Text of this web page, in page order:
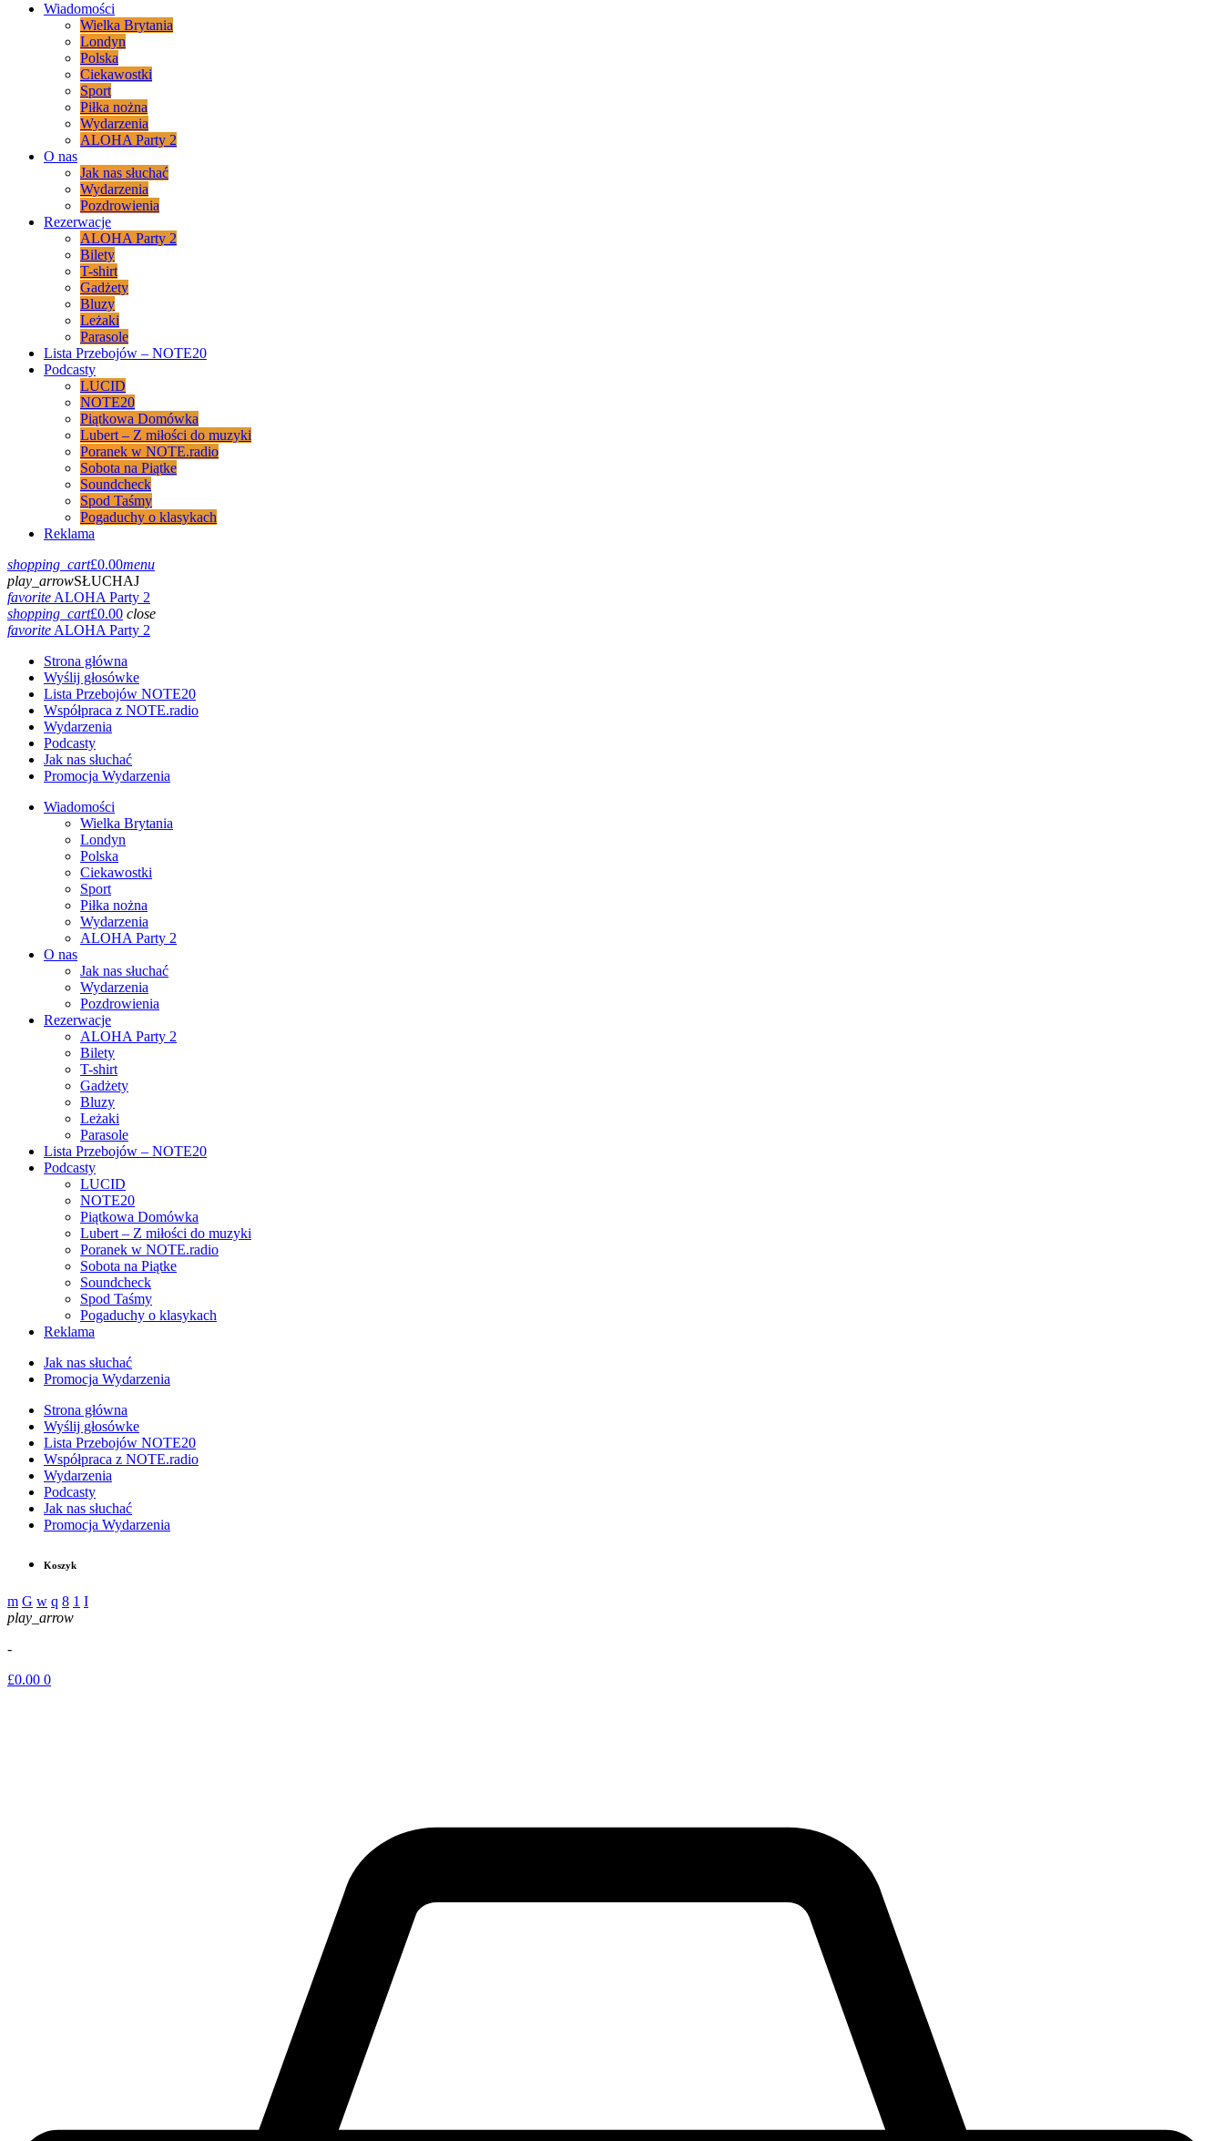
Wiadomości
Wielka Brytania
Londyn
Polska
Ciekawostki
Sport
Piłka nożna
Wydarzenia
ALOHA Party 2
O nas
Jak nas słuchać
Wydarzenia
Pozdrowienia
Rezerwacje
ALOHA Party 2
Bilety
T-shirt
Gadżety
Bluzy
Leżaki
Parasole
Lista Przebojów – NOTE20
Podcasty
LUCID
NOTE20
Piątkowa Domówka
Lubert – Z miłości do muzyki
Poranek w NOTE.radio
Sobota na Piątke
Soundcheck
Spod Taśmy
Pogaduchy o klasykach
Reklama
shopping_cart£0.00menu
play_arrowSŁUCHAJ
favoriteALOHA Party 2
shopping_cart£0.00 close
favoriteALOHA Party 2
Strona główna
Wyślij głosówke
Lista Przebojów NOTE20
Współpraca z NOTE.radio
Wydarzenia
Podcasty
Jak nas słuchać
Promocja Wydarzenia
Wiadomości
Wielka Brytania
Londyn
Polska
Ciekawostki
Sport
Piłka nożna
Wydarzenia
ALOHA Party 2
O nas
Jak nas słuchać
Wydarzenia
Pozdrowienia
Rezerwacje
ALOHA Party 2
Bilety
T-shirt
Gadżety
Bluzy
Leżaki
Parasole
Lista Przebojów – NOTE20
Podcasty
LUCID
NOTE20
Piątkowa Domówka
Lubert – Z miłości do muzyki
Poranek w NOTE.radio
Sobota na Piątke
Soundcheck
Spod Taśmy
Pogaduchy o klasykach
Reklama
Jak nas słuchać
Promocja Wydarzenia
Strona główna
Wyślij głosówke
Lista Przebojów NOTE20
Współpraca z NOTE.radio
Wydarzenia
Podcasty
Jak nas słuchać
Promocja Wydarzenia
Koszyk
play_arrow
-
£0.00 0